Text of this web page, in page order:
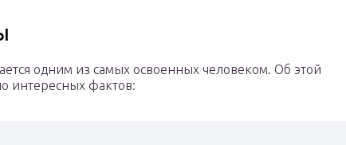
одним из самых освоенных человеком. Об этой
интересных фактов: